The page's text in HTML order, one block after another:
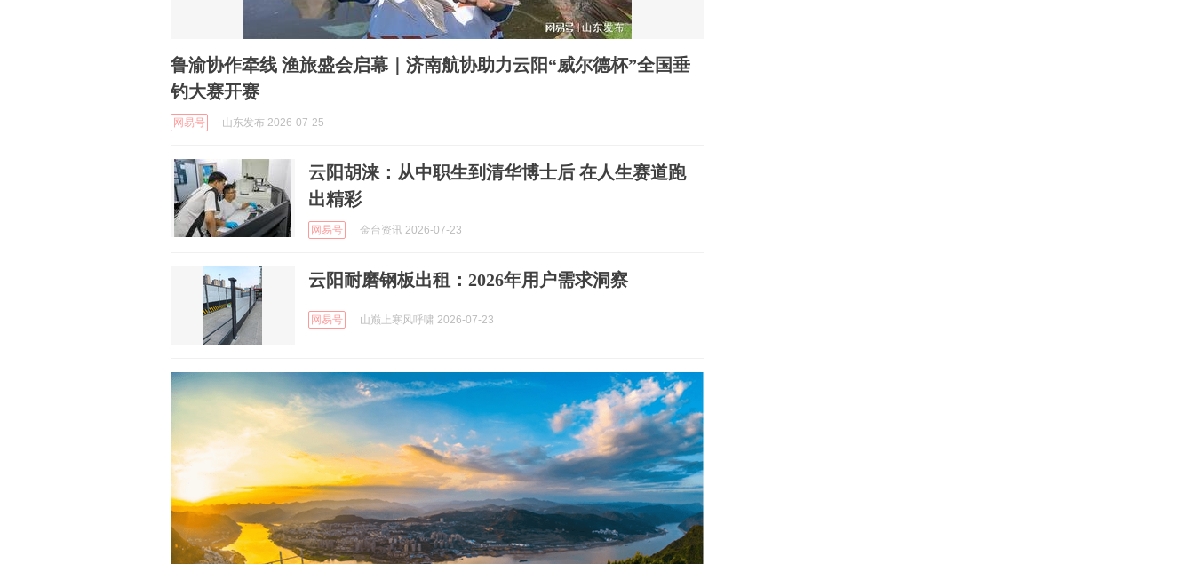
鲁渝协作牵线 渔旅盛会启幕｜济南航协助力云阳“威尔德杯”全国垂
钓大赛开赛
网易号 山东发布 2026-07-25
云阳胡涞：从中职生到清华博士后 在人生赛道跑
出精彩
网易号 金台资讯 2026-07-23
云阳耐磨钢板出租：2026年用户需求洞察
网易号 山巅上寒风呼啸 2026-07-23